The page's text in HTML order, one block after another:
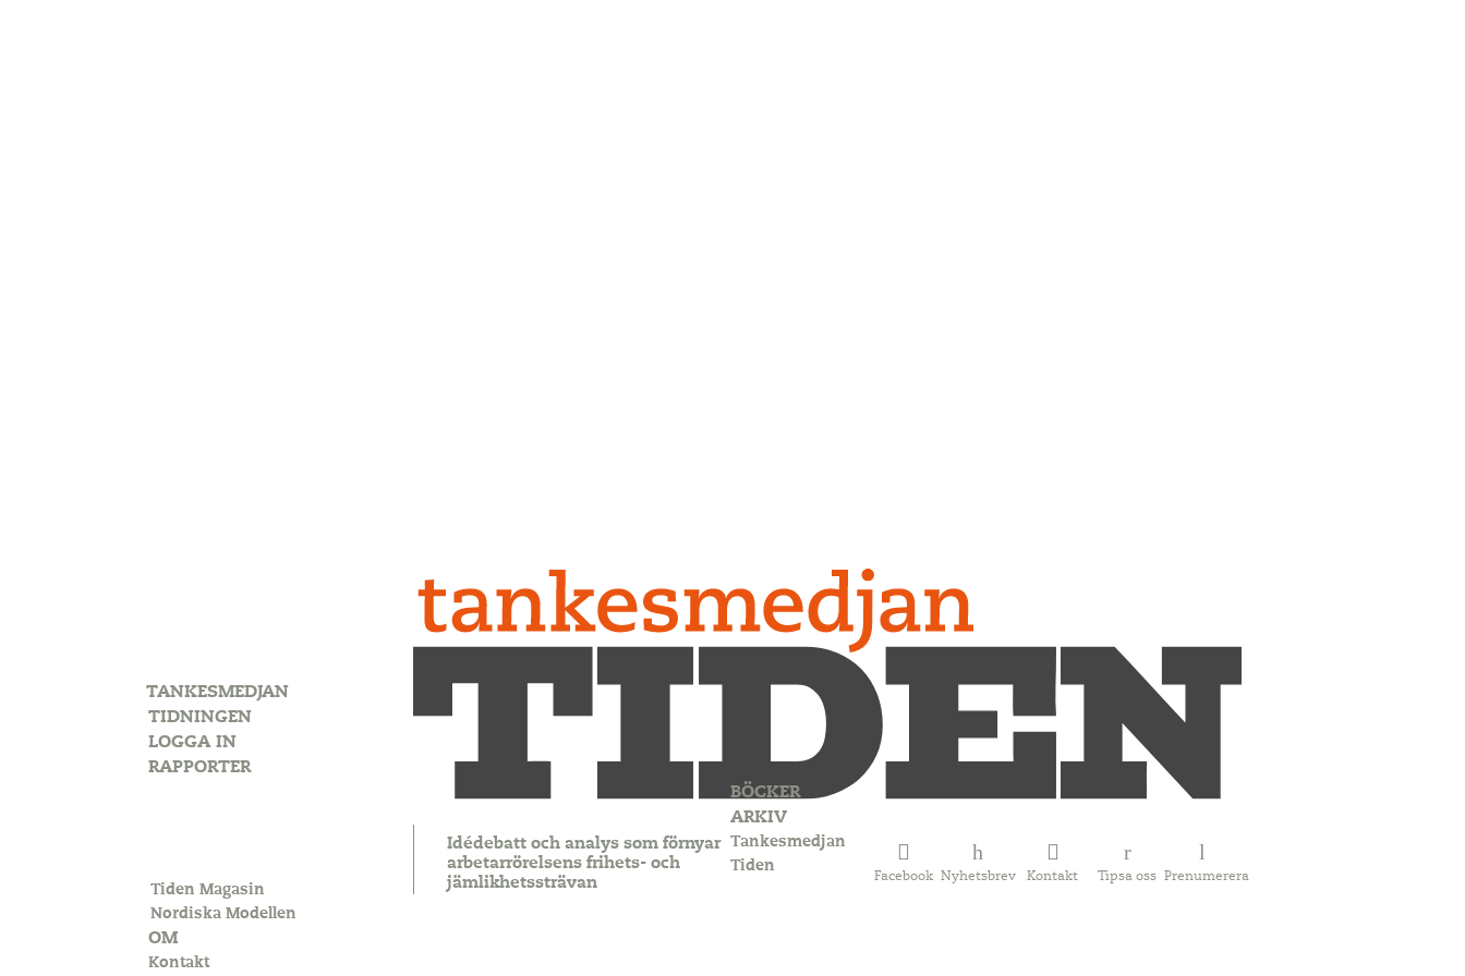
Idédebatt och analys som förnyar
arbetarrörelsens frihets- och
jämlikhetssträvan
Facebook Nyhetsbrev Kontakt Tipsa oss Prenumerera
TANKESMEDJAN
TIDNINGEN
LOGGA IN
RAPPORTER
BÖCKER
ARKIV
Tankesmedjan
Tiden
Tiden Magasin
Nordiska Modellen
OM
Kontakt